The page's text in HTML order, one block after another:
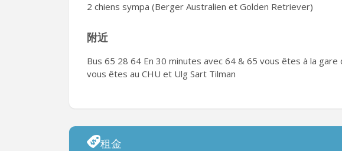
2 chiens sympa (Berger Australien et Golden Retriever)
附近
Bus 65 28 64 En 30 minutes avec 64 & 65 vous êtes à la
vous êtes au CHU et Ulg Sart Tilman
租金